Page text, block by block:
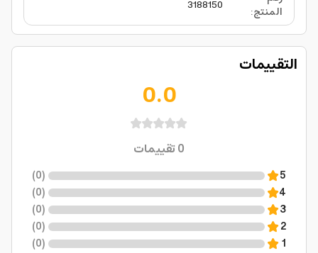
المنتج:
3188150
التقييمات
0.0
0تقييمات
5
(
0
)
4
(
0
)
3
(
0
)
2
(
0
)
1
(
0
)